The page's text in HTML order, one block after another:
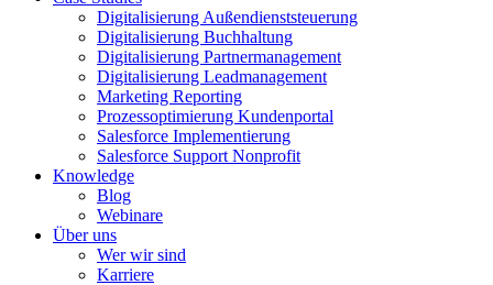
Digitalisierung Außendienststeuerung
Digitalisierung Buchhaltung
Digitalisierung Partnermanagement
Digitalisierung Leadmanagement
Marketing Reporting
Prozessoptimierung Kundenportal
Salesforce Implementierung
Salesforce Support Nonprofit
Knowledge
Blog
Webinare
Über uns
Wer wir sind
Karriere